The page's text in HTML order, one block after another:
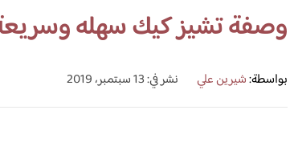
وصفة تشيز كيك سهله
بواسطة:شيرين علي نشر في: 13 سبتمبر، 2019